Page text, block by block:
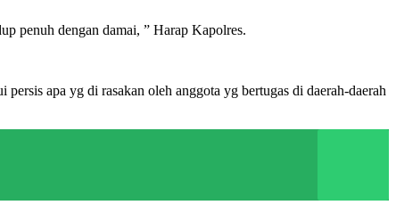
penuh dengan damai, ” Harap Kapolres.
apa yg di rasakan oleh anggota yg bertugas di daerah-daerah